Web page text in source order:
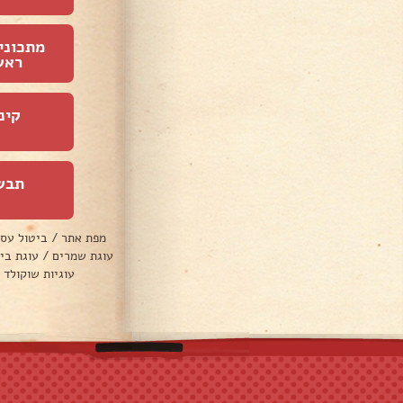
מפת אתר / ביטול
עוגת שמרים / עוגת
עוגיות